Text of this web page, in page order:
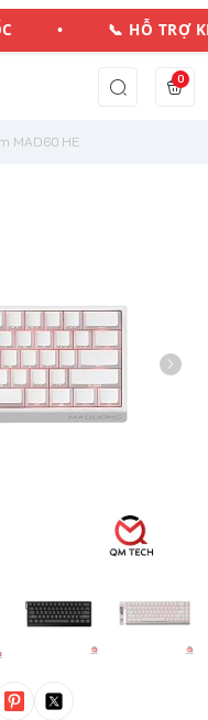
TỐC • 📞 HỖ
0
MAD60 HE